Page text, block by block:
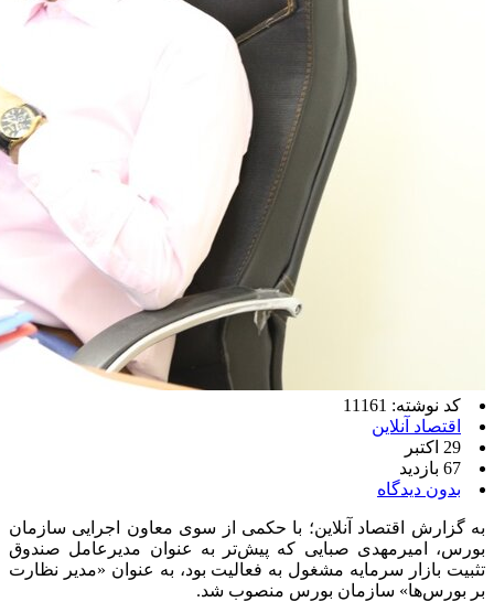
کد نوشته: 11161
اقتصاد آنلاین
29 اکتبر
67 بازدید
بدون دیدگاه
به گزارش اقتصاد آنلاین؛ با حکمی از سوی معاون اجرایی سازمان
بورس، امیرمهدی صبایی که پیش‌تر به عنوان مدیرعامل صندوق
تثبیت بازار سرمایه مشغول به فعالیت بود، به عنوان «مدیر نظارت
بر بورس‌ها» سازمان بورس منصوب شد.